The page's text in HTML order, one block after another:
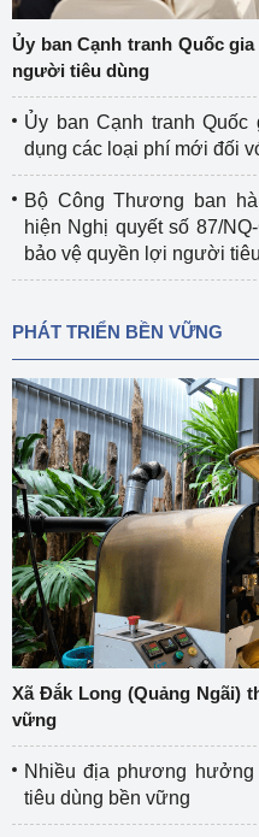
Ủy ban Cạnh tranh Quốc
người tiêu dùng
Ủy ban Cạnh tranh
dụng các loại phí mới đối
Bộ Công Thương ban
hiện Nghị quyết số 87/
bảo vệ quyền lợi người
PHÁT TRIỂN BỀN VỮNG
Xã Đắk Long (Quảng Ngãi)
vững
Nhiều địa phương
tiêu dùng bền vững